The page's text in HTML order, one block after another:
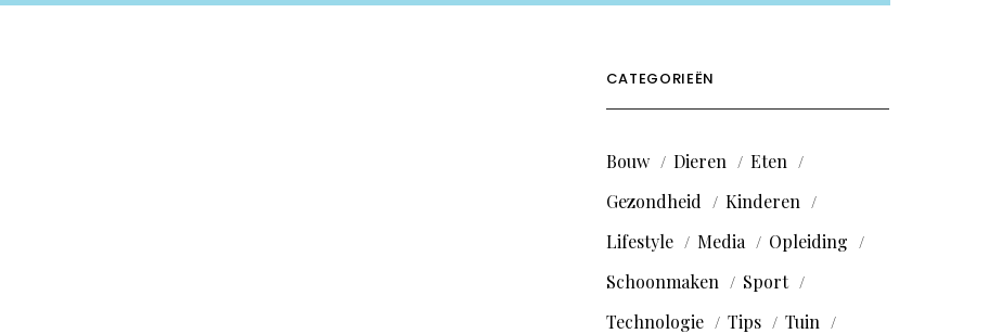
CATEGORIEËN
Bouw Dieren
Eten
Gezondheid
Kinderen
Lifestyle
Media
Opleiding
Schoonmaken
Sport
Technologie
Tips
Tuin